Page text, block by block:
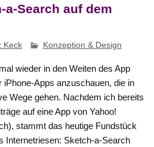
Search auf dem
Keck Konzeption & Design
wieder in den Weiten des App
Apps anzuschauen, die in
Wege gehen. Nachdem ich bereits
auf eine App von Yahoo!
stammt das heutige Fundstück
Internetriesen: Sketch-a-Search